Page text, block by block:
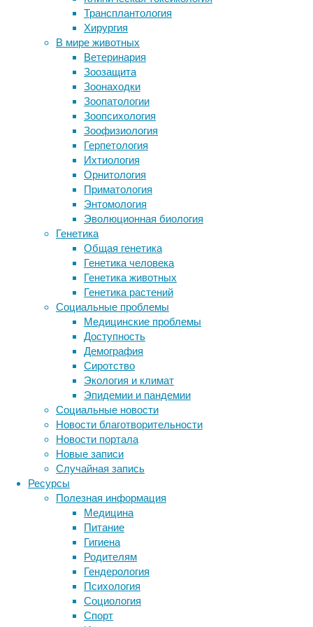
Трансплантология
Хирургия
В мире животных
Ветеринария
Зоозащита
Зоонаходки
Зоопатологии
Зоопсихология
Зоофизиология
Герпетология
Ихтиология
Орнитология
Приматология
Энтомология
Эволюционная биология
Генетика
Общая генетика
Генетика человека
Генетика животных
Генетика растений
Социальные проблемы
Медицинские проблемы
Доступность
Демография
Сиротство
Экология и климат
Эпидемии и пандемии
Социальные новости
Новости благотворительности
Новости портала
Новые записи
Случайная запись
Ресурсы
Полезная информация
Медицина
Питание
Гигиена
Родителям
Гендерология
Психология
Социология
Спорт
вентральном
зрительном
потоке
есть
нейроны,
реагирующие
изображения
еды,
выяснили
американские
ученые.
распознали
нейронные
сигналы,
которые
стандартном
анализе
данных
фМРТ,
всей
видимости,
заглушались
другими
близко
расположенными
популяциями.
Скопления
нейронов
еды
обнаружены
облученную планарию от смерти
Ученые впервые вырастили
конечность в пробирке
Ученые замедлили созревание
винограда, чтобы улучшить качество
вина
Созданы крошечные нанороботы,
способные перемещаться в жидкой
среде новым способом
Следите за новостями